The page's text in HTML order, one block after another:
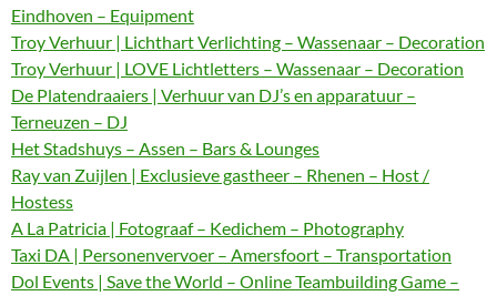
Eindhoven – Equipment
Troy Verhuur | Lichthart Verlichting – Wassenaar – Decoration
Troy Verhuur | LOVE Lichtletters – Wassenaar – Decoration
De Platendraaiers | Verhuur van DJ’s en apparatuur –
Terneuzen – DJ
Het Stadshuys – Assen – Bars & Lounges
Ray van Zuijlen | Exclusieve gastheer – Rhenen – Host /
Hostess
A La Patricia | Fotograaf – Kedichem – Photography
Taxi DA | Personenvervoer – Amersfoort – Transportation
Dol Events | Save the World – Online Teambuilding Game –